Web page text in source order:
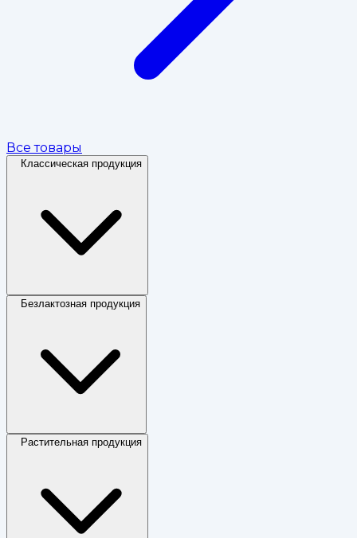
Все товары
Классическая продукция
Безлактозная продукция
Растительная продукция